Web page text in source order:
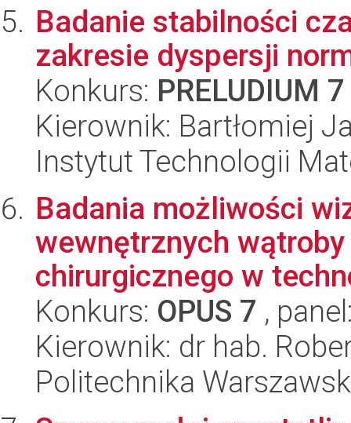
Badanie stabilności
zakresie dyspersji
Konkurs: PRELUDIUM 7
Kierownik: Bartłomiej
Instytut Technologii
Badania możliwości
wewnętrznych
chirurgicznego w
Konkurs: OPUS 7 ,
Kierownik: dr hab.
Politechnika